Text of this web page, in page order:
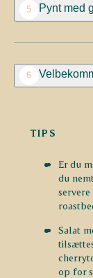
5 Pynt med
6
TIPS
Er du
du
Salat
op for